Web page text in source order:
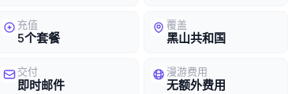
充值
5个套餐
覆盖
黑山共和国
交付
即时邮件
漫游费用
无额外费用